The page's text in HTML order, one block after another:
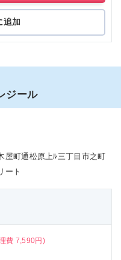
追加
ジール
屋町通松原上ﾙ三丁目市之町
ート
費 7,590円)